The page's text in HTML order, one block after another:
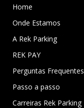
Home
Onde Estamos
A Rek Parking
REK PAY
Perguntas Frequentes
Passo a passo
Carreiras Rek Parking